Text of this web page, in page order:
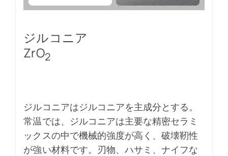
ジルコニア
ZrO2
ジルコニアはジルコニアを主成分とする。
常温では、ジルコニアは主要な精密セラミ
ックスの中で機械的強度が高く、破壊靭性
が強い材料です。刃物、ハサミ、ナイフな